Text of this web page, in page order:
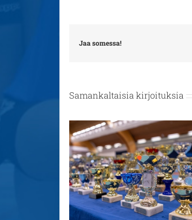
Jaa somessa!
Samankaltaisia kirjoituksia